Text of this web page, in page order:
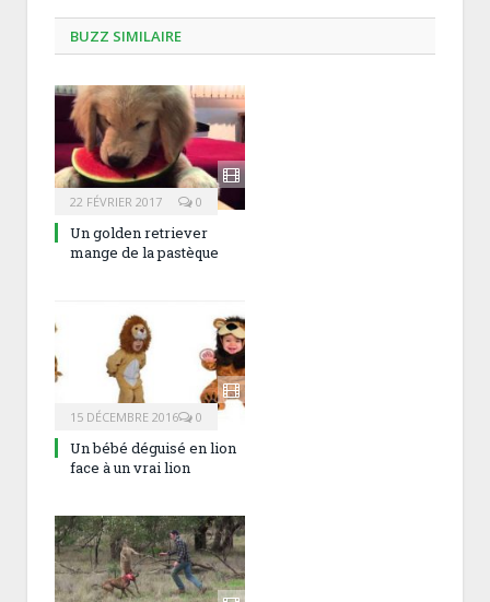
BUZZ SIMILAIRE
22 FÉVRIER 2017 0
Un golden retriever
mange de la pastèque
15 DÉCEMBRE 2016 0
Un bébé déguisé en lion
face à un vrai lion